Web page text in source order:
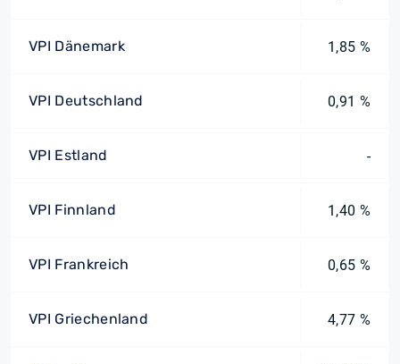
VPI Dänemark 1,85 %
VPI Deutschland 0,91 %
VPI Estland -
VPI Finnland 1,40 %
VPI Frankreich 0,65 %
VPI Griechenland 4,77 %